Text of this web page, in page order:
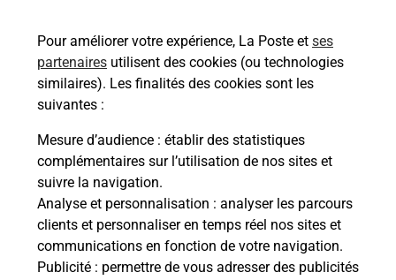
Pour améliorer votre expérience, La Poste et ses
partenaires utilisent des cookies (ou technologies
similaires). Les finalités des cookies sont les
suivantes :
Mesure d’audience : établir des statistiques
complémentaires sur l’utilisation de nos sites et
suivre la navigation.
Analyse et personnalisation : analyser les parcours
clients et personnaliser en temps réel nos sites et
communications en fonction de votre navigation.
Publicité : permettre de vous adresser des publicités
Boîte aux Lettres La Poste
Prochaine collecte du courriervendredi
09h00
2 Route De L Eglise
65230
Campuzan
Itinéraire
Le lien s'ouvre dans un nouvel onglet